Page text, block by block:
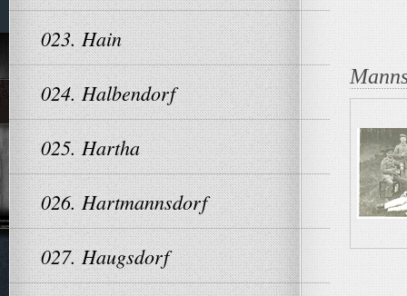
023. Hain
024. Halbendorf
025. Hartha
026. Hartmannsdorf
027. Haugsdorf